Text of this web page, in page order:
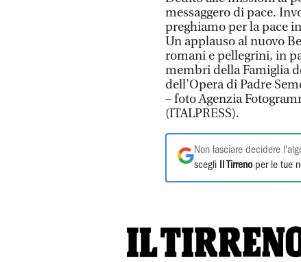
messaggero di pace.
preghiamo per la pace
Un applauso al nuovo
romani e pellegrini, in
membri della Famiglia
dell’Opera di Padre
– foto Agenzia
(ITALPRESS).
Non lasciare decidere
scegli
Il Tirrenoper le tue